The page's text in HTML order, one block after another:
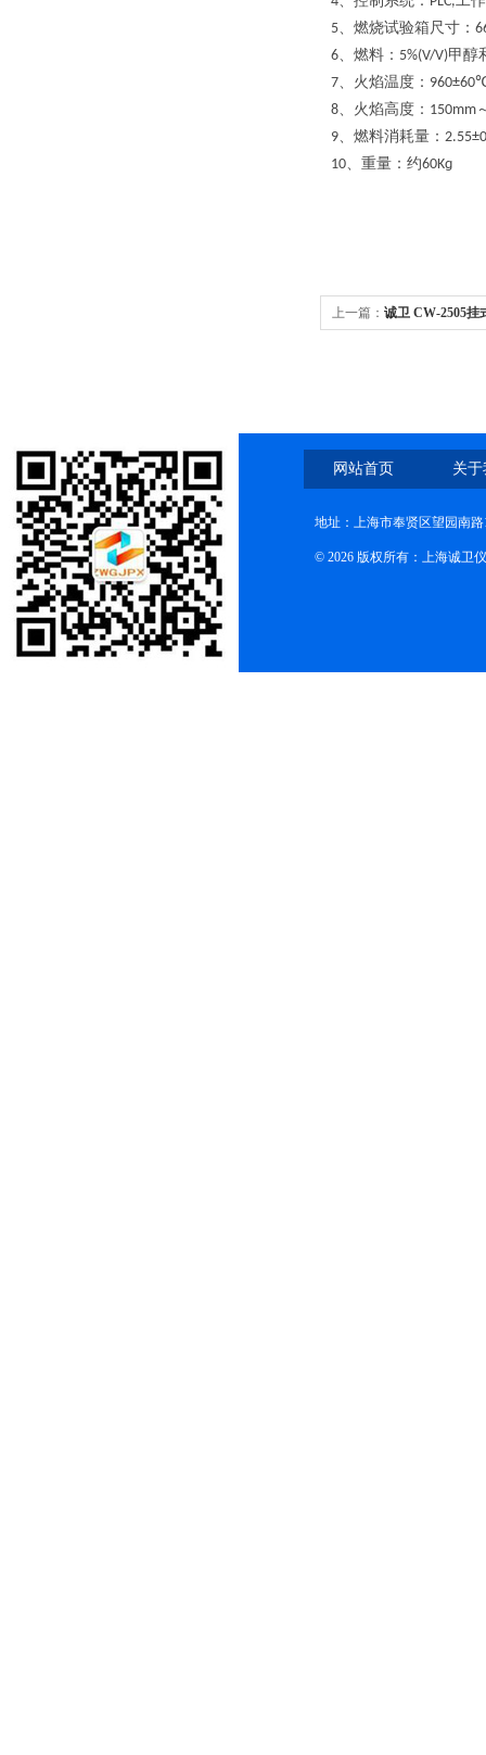
5、燃烧试验箱尺寸：
6、燃料： 5%(V/V)甲醇
7、火焰温度：
8、火焰高度： 150mm
9、燃料消耗量：
10、重量：约60Kɡ
上一篇： 诚卫 CW-2505挂
网站首页 关
地址：上海市奉贤区望园南路
© 2026 版权所有：上海诚卫